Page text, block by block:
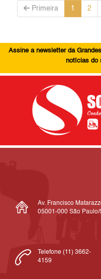
Primeira 1 2
Assine a newsletter da
notícias do
Av. Francisco
05001-000 São Paulo/
Telefone (11) 3662-
4159